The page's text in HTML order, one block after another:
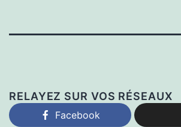
RELAYEZ SUR VOS RÉSEAUX
Facebook